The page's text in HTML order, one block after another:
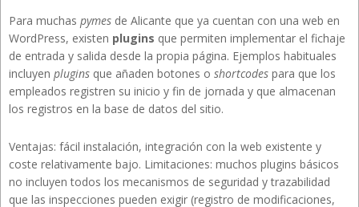
Para muchas pymes de Alicante que ya cuentan con una web en
WordPress, existen plugins que permiten implementar el fichaje
de entrada y salida desde la propia página. Ejemplos habituales
incluyen plugins que añaden botones o shortcodes para que los
empleados registren su inicio y fin de jornada y que almacenan
los registros en la base de datos del sitio.
Ventajas: fácil instalación, integración con la web existente y
coste relativamente bajo. Limitaciones: muchos plugins básicos
no incluyen todos los mecanismos de seguridad y trazabilidad
que las inspecciones pueden exigir (registro de modificaciones,